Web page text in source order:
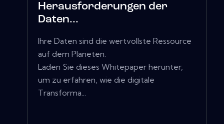
Herausforderungen der
Daten...
Ihre Daten sind die wertvollste Ressource
auf dem Planeten.
Laden Sie dieses Whitepaper herunter,
um zu erfahren, wie die digitale
Transforma...